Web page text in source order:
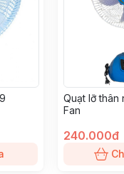
Quạt lỡ thân
Fan
240.000đ